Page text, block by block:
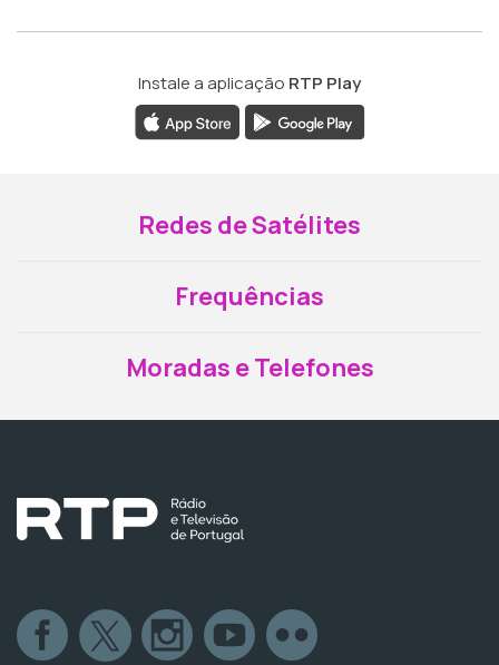
Instale a aplicação RTP Play
Redes de Satélites
Frequências
Moradas e Telefones